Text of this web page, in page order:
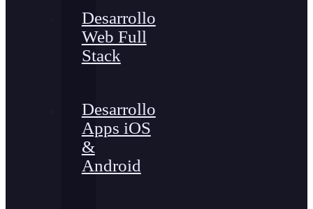
Desarrollo
Web Full
Stack
Desarrollo
Apps iOS
&
Android